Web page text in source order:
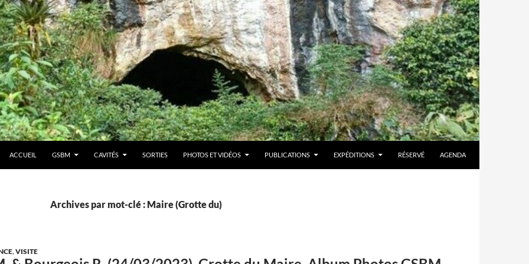
ACCUEIL GSBM CAVITÉS SORTIES PHOTOS ET VIDÉOS PUBLICATIONS EXPÉDITIONS RÉSERVÉ AGENDA
Archives par mot-clé : Maire (Grotte du)
,VISITE